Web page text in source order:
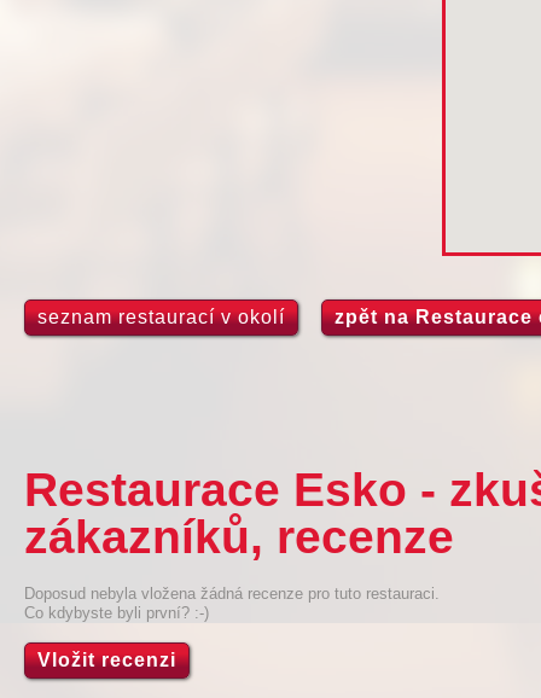
seznam restaurací v okolí zpět na Restaurace
Restaurace Esko -
zákazníků, recenze
Doposud nebyla vložena žádná recenze pro tuto restauraci.
Co kdybyste byli první? :-)
Vložit recenzi